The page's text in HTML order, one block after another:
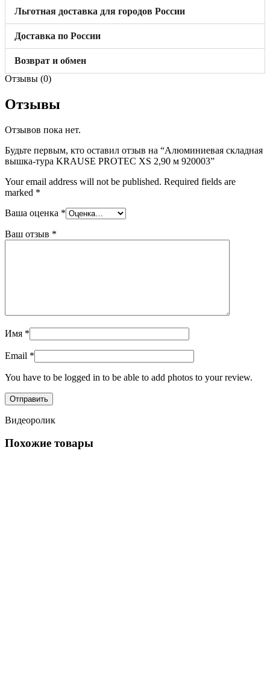
Льготная доставка для городов России
Доставка по России
Возврат и обмен
Отзывы (0)
Отзывы
Отзывов пока нет.
Будьте первым, кто оставил отзыв на “Алюминиевая складная
вышка-тура KRAUSE PROTEC XS 2,90 м 920003”
Your email address will not be published. Required fields are
marked *
Ваша оценка *
Ваш отзыв *
Имя *
Email *
You have to be logged in to be able to add photos to your review.
Видеоролик
Похожие товары